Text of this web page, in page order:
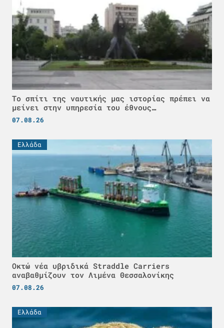
Το σπίτι της ναυτικής μας ιστορίας πρέπει να
μείνει στην υπηρεσία του έθνους…
07.08.26
Ελλάδα
Οκτώ νέα υβριδικά Straddle Carriers
αναβαθμίζουν τον Λιμένα Θεσσαλονίκης
07.08.26
Ελλάδα